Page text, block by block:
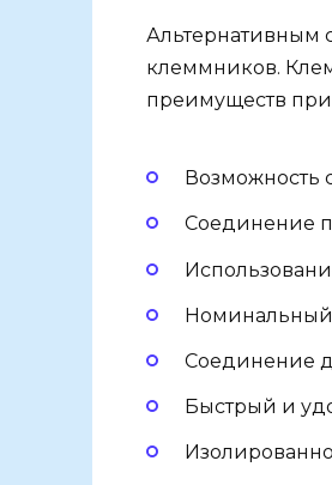
Альтернативным
клеммников.
преимуществ
Соединение
Номинальный
Соединение
Быстрый и